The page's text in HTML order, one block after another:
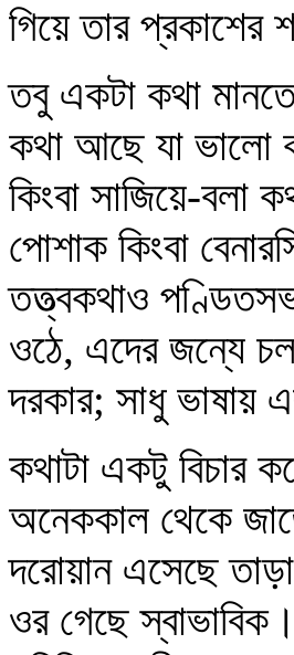
গিয়ে তার প্রকাশের
তবু একটা কথা
কথা আছে যা ভালো
কিংবা সাজিয়ে-বলা
পোশাক কিংবা
তত্ত্বকথাও
ওঠে, এদের জন্যে
দরকার; সাধু ভাষায়
কথাটা একটু বিচার
অনেককাল থেকে
দরোয়ান এসেছে
ওর গেছে